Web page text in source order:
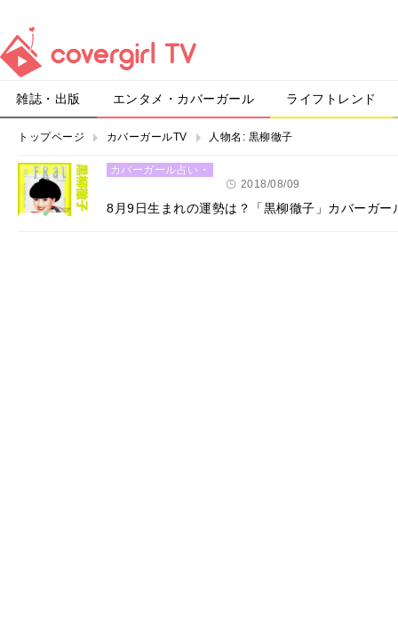
雑誌・出版 エンタメ・カバーガール ライフトレンド
トップページ カバーガールTV 人物名: 黒柳徹子
カバーガール占い・
2018/08/09
8月9日生まれの運勢は？「黒柳徹子」カバーガー